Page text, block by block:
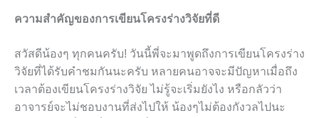
ความสำคัญของการเขียนโครงร่างวิจัยที่ดี
สวัสดีน้องๆ ทุกคนครับ! วันนี้พี่จะมาพูดถึงการเขียนโครงร่าง
วิจัยที่ได้รับคำชมกันนะครับ หลายคนอาจจะมีปัญหาเมื่อถึง
เวลาต้องเขียนโครงร่างวิจัย ไม่รู้จะเริ่มยังไง หรือกลัวว่า
อาจารย์จะไม่ชอบงานที่ส่งไปให้ น้องๆไม่ต้องกังวลไปนะ